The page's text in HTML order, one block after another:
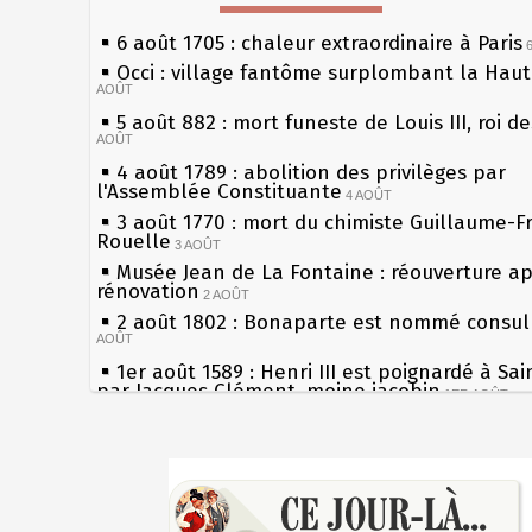
6 août 1705 : chaleur extraordinaire à Paris
Occi : village fantôme surplombant la
AOÛT
5 août 882 : mort funeste de Louis III, roi
AOÛT
4 août 1789 : abolition des privilèges par
l'Assemblée Constituante 4 AOÛT
3 août 1770 : mort du chimiste Guillaume-
Rouelle 3 AOÛT
Musée Jean de La Fontaine : réouverture
rénovation 2 AOÛT
2 août 1802 : Bonaparte est nommé
AOÛT
1er août 1589 : Henri III est poignardé à
par Jacques Clément, moine jacobin 1ER AOÛT
Chocolat Poulain 30 JUILLET
29 juillet 1881 : loi sur la liberté de la
les siècles
27 mai 1610 : supplice de François
du roi Henri IV